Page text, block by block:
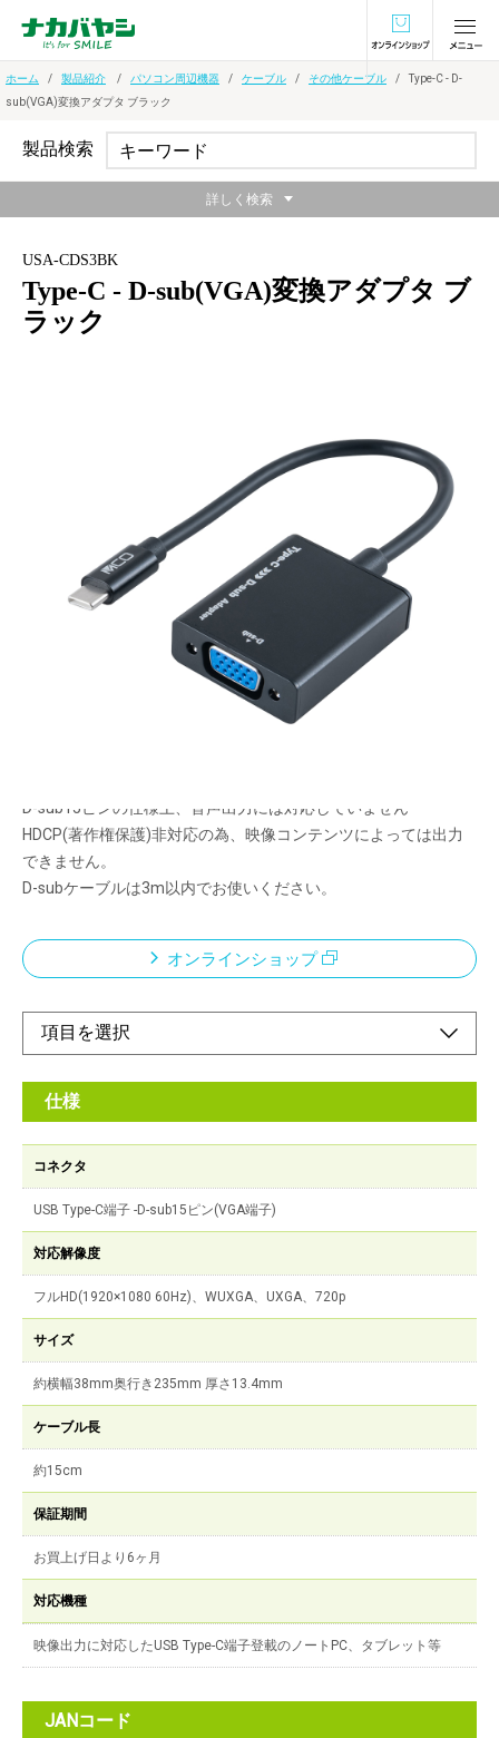
オンラインショ
ホーム 製品紹介 パソコン周辺機器 ケーブル その他ケーブル
Type-C - D-
sub(VGA)変換アダプタ ブラック
USA-CDS3BK
Type-C - D-sub(VGA)変換アダプタ ブ
ラック
USB Type-CをD-sub15ピン(VGA端子)に変換し、映
像を出力できるアダプタ
メーカー希望小売価格：
USB Type-C端子をD-sub15ピンに変換
Full HD解像度（1920×1080 60Hz）出力に対応
接続してすぐに使える、プラグアンドプレイに対応
D-sub15ピンの仕様上、音声出力には対応していません
HDCP(著作権保護)非対応の為、映像コンテンツによっては出力
できません。
D-subケーブルは3m以内でお使いください。
オンラインショップ
仕様
コネクタ
USB Type-C端子 -D-sub15ピン(VGA端子)
対応解像度
フルHD(1920×1080 60Hz)、WUXGA、UXGA、720p
サイズ
約横幅38mm奥行き235mm 厚さ13.4mm
ケーブル長
約15cm
保証期間
お買上げ日より6ヶ月
対応機種
映像出力に対応したUSB Type-C端子登載のノートPC、タブレット等
JANコード
製品検索
詳しく検索